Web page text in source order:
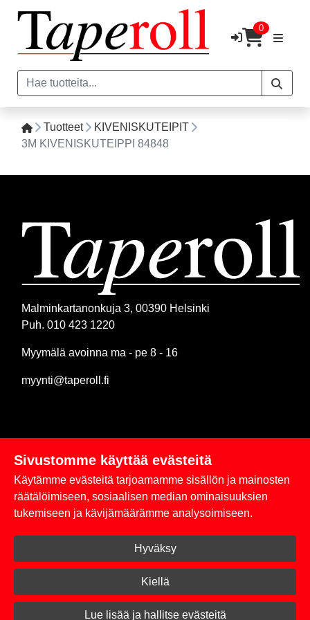
0
Tuotteet
KIVENISKUTEIPIT
3M KIVENISKUTEIPPI 84848
Malminkartanonkuja 3, 00390 Helsinki
Puh. 010 423 1220
Myymälä avoinna ma - pe 8 - 16
myynti@taperoll.fi
Linkit
Rekisteriseloste
Toimitus- ja maksuehdot
Kirjaudu sisään
© 2026 Taperoll
Sivustomme käyttää evästeitä
Käytämme evästeitä tarjoamamme sisällön ja mainosten
räätälöimiseen, sosiaalisen median ominaisuuksien
tukemiseen ja kävijämäärämme analysoimiseen.
Hyväksy
Kiellä
Lue lisää ja hallitse evästeitä